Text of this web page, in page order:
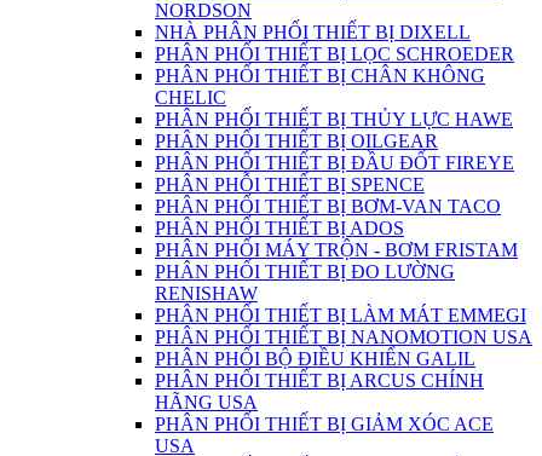
NORDSON
NHÀ PHÂN PHỐI THIẾT BỊ DIXELL
PHÂN PHỐI THIẾT BỊ LỌC SCHROEDER
PHÂN PHỐI THIẾT BỊ CHÂN KHÔNG
CHELIC
PHÂN PHỐI THIẾT BỊ THỦY LỰC HAWE
PHÂN PHỐI THIẾT BỊ OILGEAR
PHÂN PHỐI THIẾT BỊ ĐẦU ĐỐT FIREYE
PHÂN PHỖI THIẾT BỊ SPENCE
PHÂN PHỐI THIẾT BỊ BƠM-VAN TACO
PHÂN PHỐI THIẾT BỊ ADOS
PHÂN PHỐI MÁY TRỘN - BƠM FRISTAM
PHÂN PHỐI THIẾT BỊ ĐO LƯỜNG
RENISHAW
PHÂN PHỐI THIẾT BỊ LÀM MÁT EMMEGI
PHÂN PHỐI THIẾT BỊ NANOMOTION USA
PHÂN PHỐI BỘ ĐIỀU KHIỂN GALIL
PHÂN PHỐI THIẾT BỊ ARCUS CHÍNH
HÃNG USA
PHÂN PHỐI THIẾT BỊ GIẢM XÓC ACE
USA